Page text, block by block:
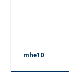
mhe10